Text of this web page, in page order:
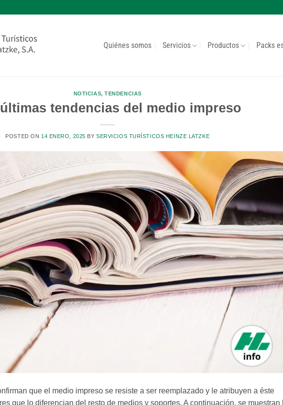
Quiénes somos Servicios Productos Packs
NOTICIAS,TENDENCIAS
tendencias del medio impreso
POSTED ON 14 ENERO, 2025 BYSERVICIOS TURÍSTICOS HEINZE LATZKE
que el medio impreso se resiste a ser reemplazado y le atribuyen a éste
que lo diferencian del resto de medios y soportes. A continuación, se muestran